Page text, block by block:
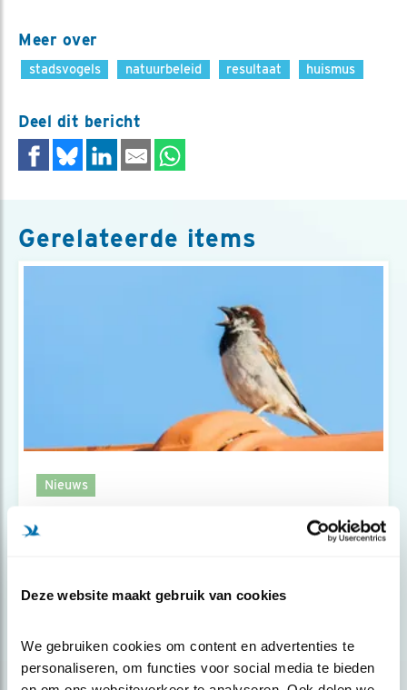
Deze website maakt gebruik van cookies
We gebruiken cookies om content en advertenties te
personaliseren, om functies voor social media te bieden
Meer over
stadsvogels natuurbeleid resultaat huismus
Deel dit bericht
Gerelateerde items
Nieuws